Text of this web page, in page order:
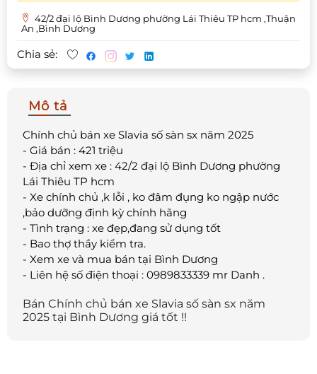
42/2 đại lộ Bình Dương phường Lái Thiêu TP hcm ,Thuận
An ,Bình Dương
Chia sẻ:
Mô tả
Chính chủ bán xe Slavia số sàn sx năm 2025
- Giá bán : 421 triệu
- Địa chỉ xem xe : 42/2 đại lộ Bình Dương phường
Lái Thiêu TP hcm
- Xe chính chủ ,k lỗi , ko đâm đụng ko ngập nước
,bảo dưỡng định kỳ chính hãng
- Tình trạng : xe đẹp,đang sử dụng tốt
- Bao thợ thầy kiểm tra.
- Xem xe và mua bán tại Bình Dương
- Liên hệ số điện thoại : 0989833339 mr Danh .
Bán Chính chủ bán xe Slavia số sàn sx năm
2025 tại Bình Dương giá tốt !!